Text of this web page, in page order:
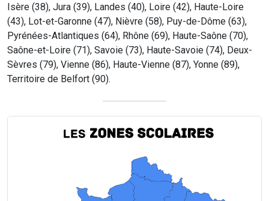
Isère (38), Jura (39), Landes (40), Loire (42), Haute-Loire
(43), Lot-et-Garonne (47), Nièvre (58), Puy-de-Dôme (63),
Pyrénées-Atlantiques (64), Rhône (69), Haute-Saône (70),
Saône-et-Loire (71), Savoie (73), Haute-Savoie (74), Deux-
Sèvres (79), Vienne (86), Haute-Vienne (87), Yonne (89),
Territoire de Belfort (90).